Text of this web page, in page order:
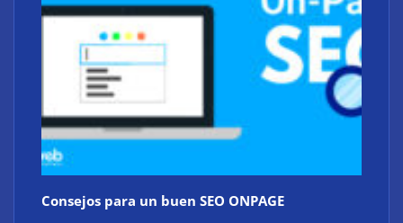
Consejos para un buen SEO ONPAGE